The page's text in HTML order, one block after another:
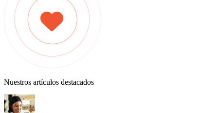
Nuestros artículos destacados